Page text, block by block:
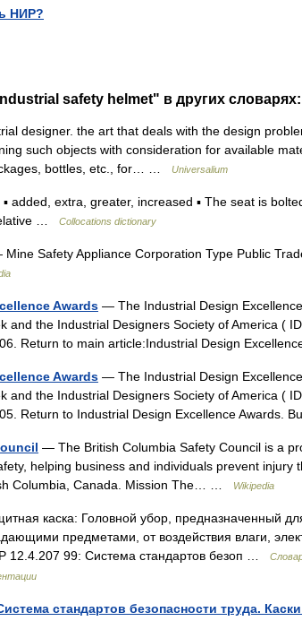
НИР?
safety helmet" в других словарях:
designer. the art that deals with the design
such objects with consideration for available
bottles, etc., for… …
Universalium
added, extra, greater, increased ▪ The seat is
…
Collocations dictionary
Safety Appliance Corporation Type Public
Awards — The Industrial Design
and the Industrial Designers Society of America (
Return to main article:Industrial Design
Awards — The Industrial Design
and the Industrial Designers Society of America (
Return to Industrial Design Excellence Awards.
— The British Columbia Safety Council is a
helping business and individuals prevent injury
Columbia, Canada. Mission The… …
Wikipedia
каска: Головной убор, предназначенный
предметами, от воздействия влаги,
12.4.207 99: Система стандартов безоп …
стандартов безопасности труда.